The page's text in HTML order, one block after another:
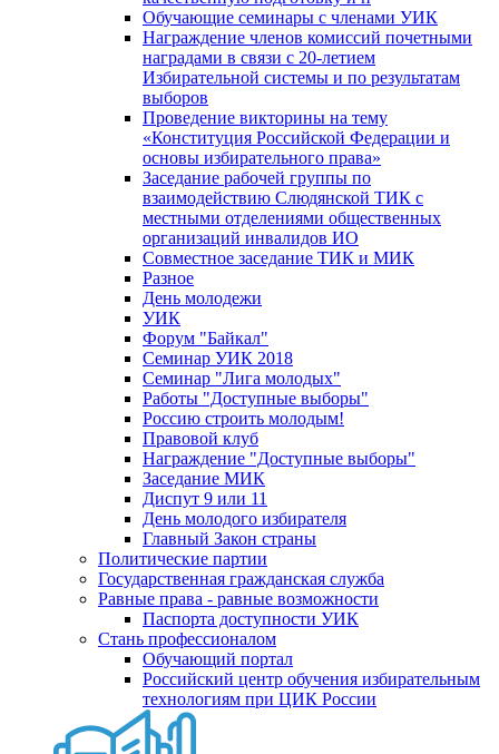
Обучающие семинары с членами УИК
Награждение членов комиссий почетными
наградами в связи с 20-летием
Избирательной системы и по результатам
выборов
Проведение викторины на тему
«Конституция Российской Федерации и
основы избирательного права»
Заседание рабочей группы по
взаимодействию Слюдянской ТИК с
местными отделениями общественных
организаций инвалидов ИО
Совместное заседание ТИК и МИК
Разное
День молодежи
УИК
Форум "Байкал"
Семинар УИК 2018
Семинар "Лига молодых"
Работы "Доступные выборы"
Россию строить молодым!
Правовой клуб
Награждение "Доступные выборы"
Заседание МИК
Диспут 9 или 11
День молодого избирателя
Главный Закон страны
Политические партии
Государственная гражданская служба
Равные права - равные возможности
Паспорта доступности УИК
Стань профессионалом
Обучающий портал
Российский центр обучения избирательным
технологиям при ЦИК России